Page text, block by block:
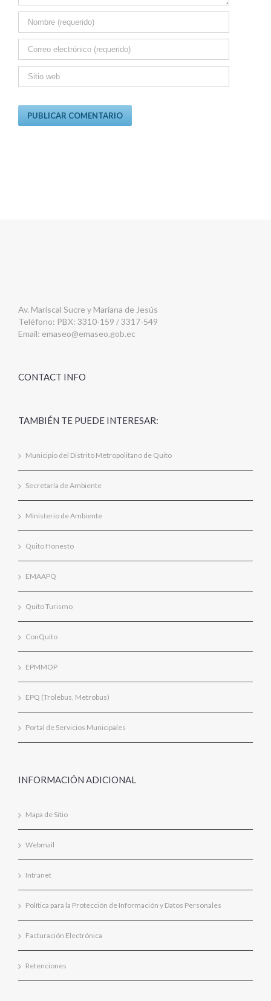
Av. Mariscal Sucre y Mariana de Jesús
Teléfono: PBX: 3310-159 / 3317-549
Email: emaseo@emaseo.gob.ec
CONTACT INFO
TAMBIÉN TE PUEDE INTERESAR:
Municipio del Distrito Metropolitano de Quito
Secretaría de Ambiente
Ministerio de Ambiente
Quito Honesto
EMAAPQ
Quito Turismo
ConQuito
EPMMOP
EPQ (Trolebus, Metrobus)
Portal de Servicios Municipales
INFORMACIÓN ADICIONAL
Mapa de Sitio
Webmail
Intranet
Política para la Protección de Información y Datos Personales
Facturación Electrónica
Retenciones